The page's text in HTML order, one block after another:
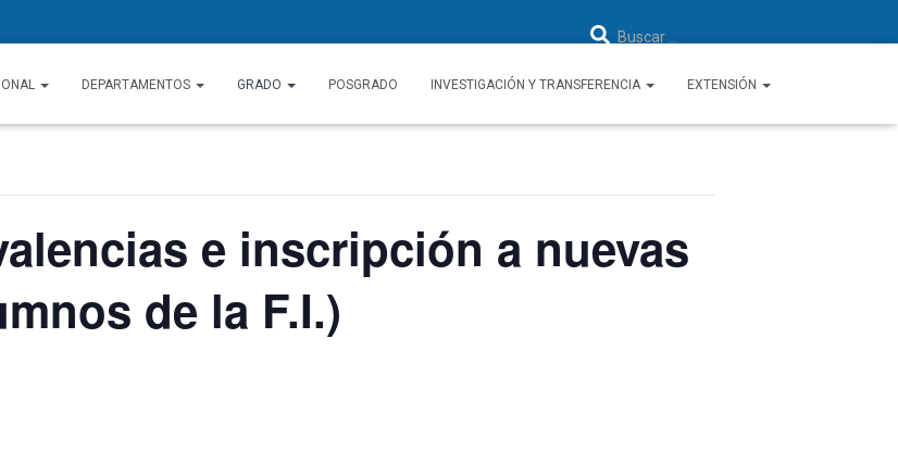
Buscar …
DEPARTAMENTOS GRADO POSGRADO INVESTIGACIÓN Y TRANSFERENCIA EXTENSIÓN
e inscripción a nuevas
de la F.I.)